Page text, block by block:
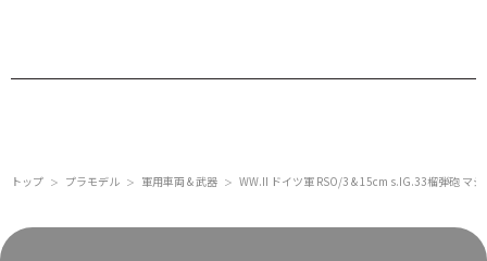
トップ ＞ プラモデル ＞ 軍用車両 & 武器 ＞ WW.II ドイツ軍 RSO/3 & 15cm s.IG.33榴弾砲 マ